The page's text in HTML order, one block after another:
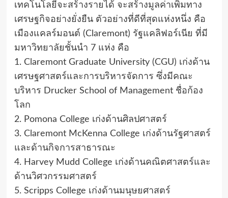
เทคโนโลยีจะสร้างรายได้ จะสร้างมูลค่าเพิ่มทาง
เศรษฐกิจอย่างยั่งยืน ตัวอย่างที่ดีที่สุดแห่งหนึ่ง คือ
เมืองแคลร์มอนต์ (Claremont) รัฐแคลิฟอร์เนีย ที่มี
มหาวิทยาลัยชั้นนำ 7 แห่ง คือ
1. Claremont Graduate University (CGU) เก่งด้าน
เศรษฐศาสตร์และการบริหารจัดการ ซึ่งมีคณะ
บริหาร Drucker School of Management ชื่อก้อง
โลก
2. Pomona College เก่งด้านศิลปศาสตร์
3. Claremont McKenna College เก่งด้านรัฐศาสตร์
และด้านกิจการสาธารณะ
4. Harvey Mudd College เก่งด้านคณิตศาสตร์และ
ด้านวิศวกรรมศาสตร์
5. Scripps College เก่งด้านมนุษยศาสตร์